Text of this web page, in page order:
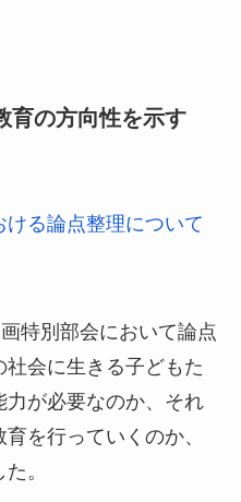
育の方向性を示す
る論点整理について
特別部会において論点
会に生きる子どもた
が必要なのか、それ
を行っていくのか、
。